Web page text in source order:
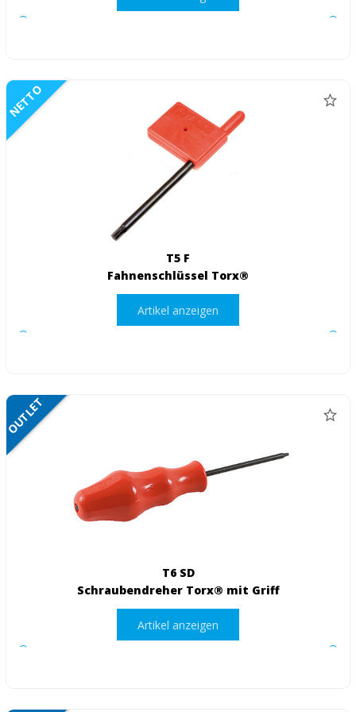
NETTO
T5 F
Fahnenschlüssel Torx®
Artikel anzeigen
NETTO
OUTLET
T6 SD
Schraubendreher Torx® mit Griff
Artikel anzeigen